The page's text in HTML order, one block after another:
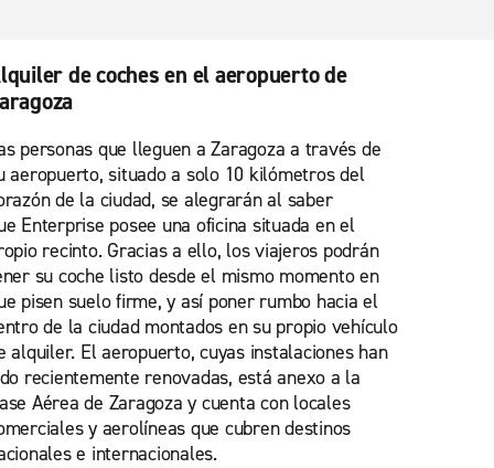
de coches en el aeropuerto de
personas que lleguen a Zaragoza a través de
aeropuerto, situado a solo 10 kilómetros del
de la ciudad, se alegrarán al saber
Enterprise posee una oficina situada en el
recinto. Gracias a ello, los viajeros podrán
su coche listo desde el mismo momento en
pisen suelo firme, y así poner rumbo hacia el
de la ciudad montados en su propio vehículo
alquiler. El aeropuerto, cuyas instalaciones han
recientemente renovadas, está anexo a la
Aérea de Zaragoza y cuenta con locales
y aerolíneas que cubren destinos
e internacionales.